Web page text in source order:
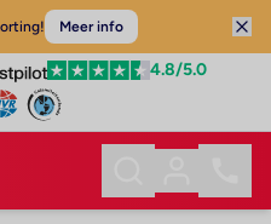
Meer info
4.8/5.0